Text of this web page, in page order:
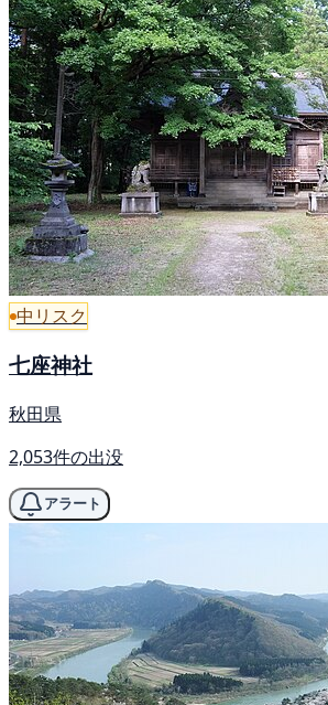
中リスク
七座神社
秋田県
2,053件の出没
アラート